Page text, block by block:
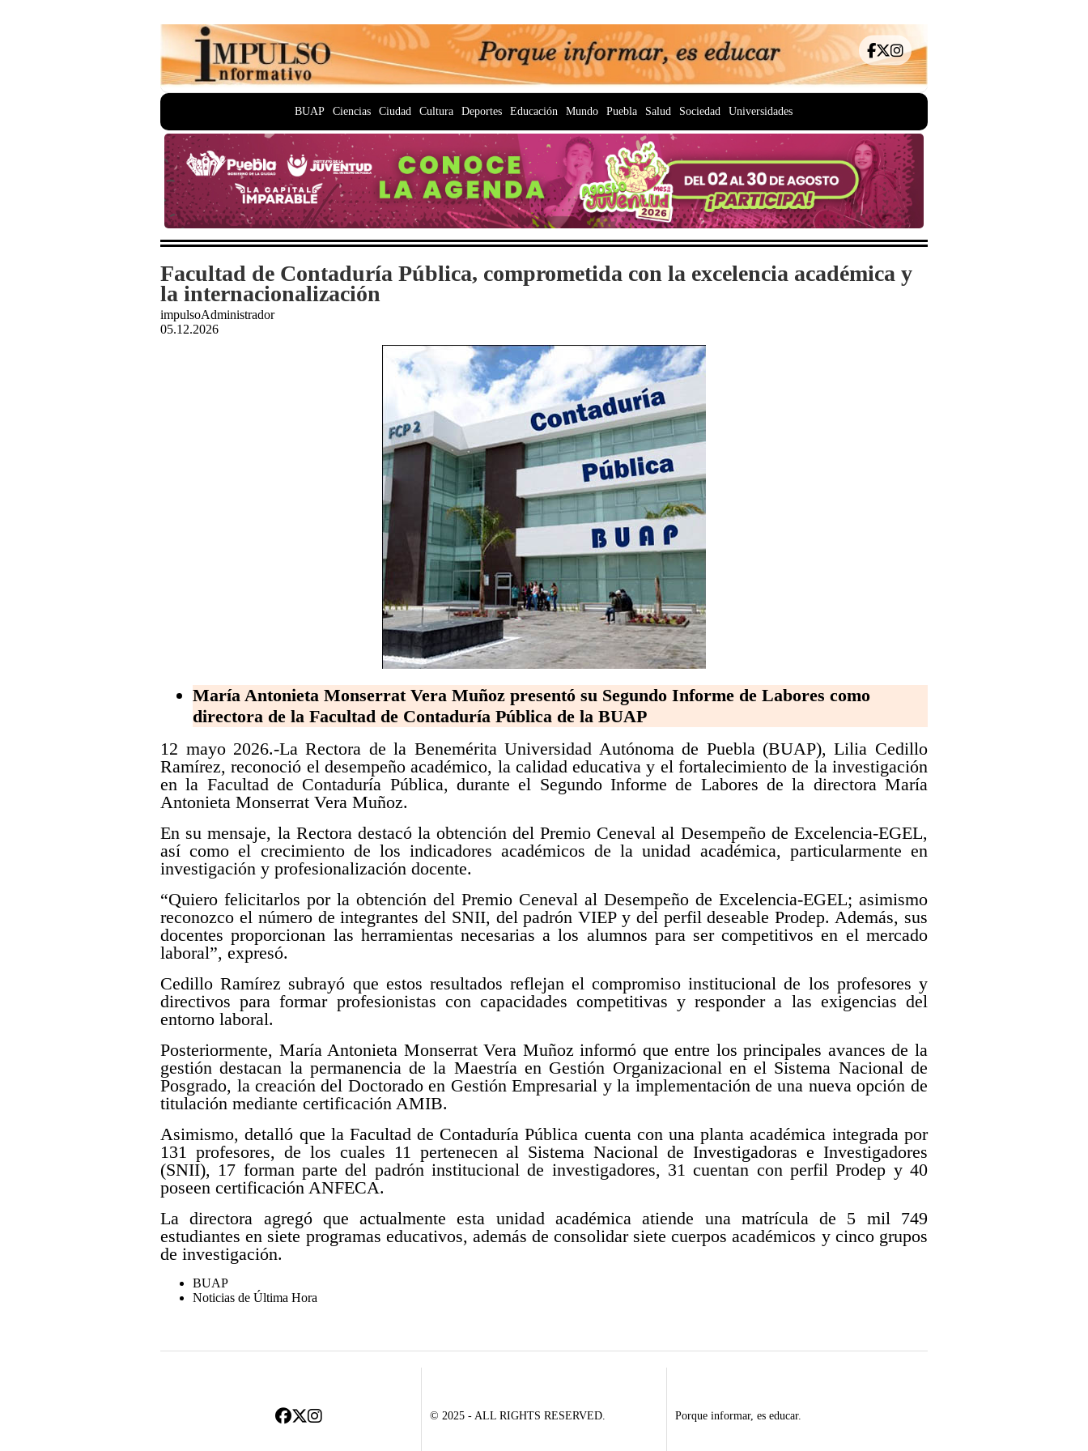
BUAP Ciencias Ciudad Cultura Deportes Educación Mundo Puebla Salud Sociedad Universidades
Facultad de Contaduría Pública, comprometida con la excelencia académica y
la internacionalización
impulsoAdministrador
05.12.2026
María Antonieta Monserrat Vera Muñoz presentó su Segundo Informe de Labores como
directora de la Facultad de Contaduría Pública de la BUAP
12 mayo 2026.-La Rectora de la Benemérita Universidad Autónoma de Puebla (BUAP), Lilia Cedillo
Ramírez, reconoció el desempeño académico, la calidad educativa y el fortalecimiento de la investigación
en la Facultad de Contaduría Pública, durante el Segundo Informe de Labores de la directora María
Antonieta Monserrat Vera Muñoz.
En su mensaje, la Rectora destacó la obtención del Premio Ceneval al Desempeño de Excelencia-EGEL,
así como el crecimiento de los indicadores académicos de la unidad académica, particularmente en
investigación y profesionalización docente.
“Quiero felicitarlos por la obtención del Premio Ceneval al Desempeño de Excelencia-EGEL; asimismo
reconozco el número de integrantes del SNII, del padrón VIEP y del perfil deseable Prodep. Además, sus
docentes proporcionan las herramientas necesarias a los alumnos para ser competitivos en el mercado
laboral”, expresó.
Cedillo Ramírez subrayó que estos resultados reflejan el compromiso institucional de los profesores y
directivos para formar profesionistas con capacidades competitivas y responder a las exigencias del
entorno laboral.
Posteriormente, María Antonieta Monserrat Vera Muñoz informó que entre los principales avances de la
gestión destacan la permanencia de la Maestría en Gestión Organizacional en el Sistema Nacional de
Posgrado, la creación del Doctorado en Gestión Empresarial y la implementación de una nueva opción de
titulación mediante certificación AMIB.
Asimismo, detalló que la Facultad de Contaduría Pública cuenta con una planta académica integrada por
131 profesores, de los cuales 11 pertenecen al Sistema Nacional de Investigadoras e Investigadores
(SNII), 17 forman parte del padrón institucional de investigadores, 31 cuentan con perfil Prodep y 40
poseen certificación ANFECA.
La directora agregó que actualmente esta unidad académica atiende una matrícula de 5 mil 749
estudiantes en siete programas educativos, además de consolidar siete cuerpos académicos y cinco grupos
de investigación.
BUAP
Noticias de Última Hora
© 2025 - ALL RIGHTS RESERVED. Porque informar, es educar.